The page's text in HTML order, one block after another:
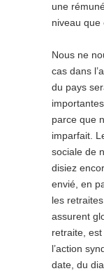
une
niveau que
Nous ne
cas dans
du pays
parce que
imparfait.
sociale de
disiez
envié, en
les
assurent
retraite ,
l’action
date, du